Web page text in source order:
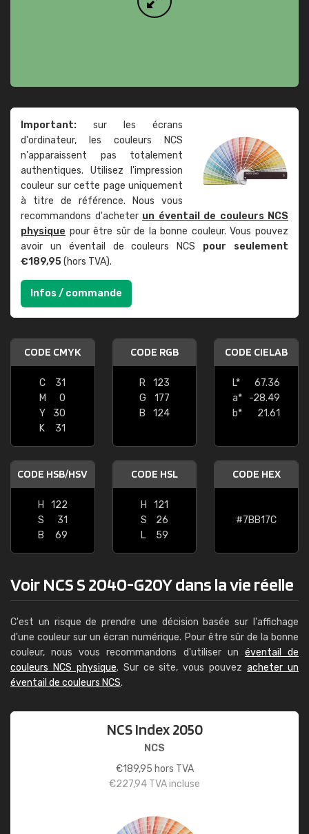
Important: sur les écrans
d'ordinateur, les couleurs NCS
n'apparaissent pas totalement
authentiques. Utilisez l'impression
couleur sur cette page uniquement
à titre de référence. Nous vous
recommandons d'acheter un éventail de couleurs NCS
physique pour être sûr de la bonne couleur. Vous pouvez
avoir un éventail de couleurs NCS pour seulement
€189,95(hors TVA).
Infos / commande
CODE CMYK
C
31
M
0
Y
30
K
31
CODE RGB
R
123
G
177
B
124
CODE CIELAB
L*
67.36
a*
-28.49
b*
21.61
CODE HSB/HSV
H
122
S
31
B
69
CODE HSL
H
121
S
26
L
59
CODE HEX
#7BB17C
Voir NCS S 2040-G20Y dans la vie réelle
C'est un risque de prendre une décision basée sur l'affichage
d'une couleur sur un écran numérique. Pour être sûr de la bonne
couleur, nous vous recommandons d'utiliser un éventail de
couleurs NCS physique. Sur ce site, vous pouvezacheter un
éventail de couleurs NCS.
NCS Index 2050
NCS
€189,95 hors TVA
€227,94 TVA incluse